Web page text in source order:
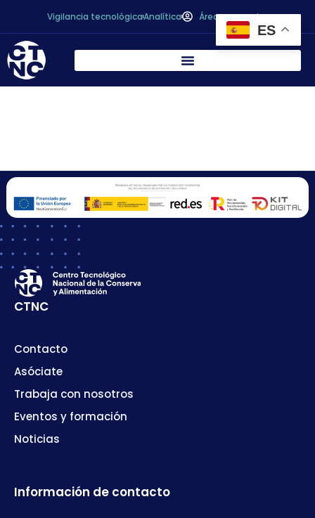
Vigilancia tecnológicaAnalítica Área personal
CTNC
Contacto
Asóciate
Trabaja con nosotros
Eventos y formación
Noticias
Información de contacto
ES